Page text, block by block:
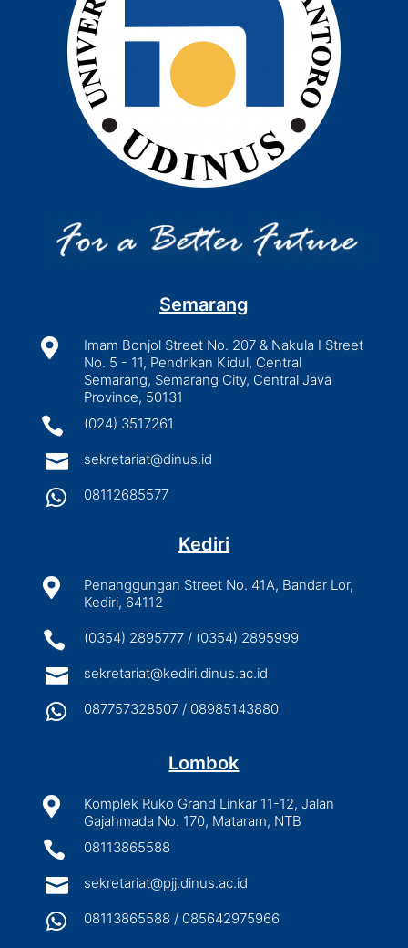
Semarang

Imam Bonjol Street No. 207 & Nakula I Street
No. 5 - 11, Pendrikan Kidul, Central
Semarang, Semarang City, Central Java
Province, 50131
 (024) 3517261
 sekretariat@dinus.id
 08112685577
Kediri

Penanggungan Street No. 41A, Bandar Lor,
Kediri, 64112
 (0354) 2895777 / (0354) 2895999
 sekretariat@kediri.dinus.ac.id
 087757328507 / 08985143880
Lombok

Komplek Ruko Grand Linkar 11-12, Jalan
Gajahmada No. 170, Mataram, NTB
 08113865588
 sekretariat@pjj.dinus.ac.id
 08113865588 / 085642975966